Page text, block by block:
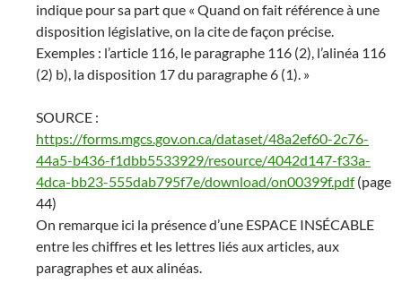
indique pour sa part que « Quand on fait référence à une
disposition législative, on la cite de façon précise.
Exemples : l’article 116, le paragraphe 116 (2), l’alinéa 116
(2) b), la disposition 17 du paragraphe 6 (1). »
SOURCE :
https://forms.mgcs.gov.on.ca/dataset/48a2ef60-2c76-
44a5-b436-f1dbb5533929/resource/4042d147-f33a-
4dca-bb23-555dab795f7e/download/on00399f.pdf(page
44)
On remarque ici la présence d’une ESPACE INSÉCABLE
entre les chiffres et les lettres liés aux articles, aux
paragraphes et aux alinéas.